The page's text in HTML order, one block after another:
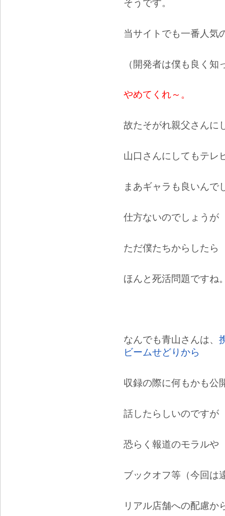
そうです。
当サイトでも一番人気
（開発者は僕も良く
やめてくれ～。
故たそがれ親父さんに
山口さんにしてもテレ
まあギャラも良いんで
仕方ないのでしょうが
ただ僕たちからしたら
ほんと死活問題ですね
なんでも青山さんは、
ビームせどりから
収録の際に何もかも公
話したらしいのですが
恐らく報道のモラルや
ブックオフ等（今回は
リアル店舗への配慮か